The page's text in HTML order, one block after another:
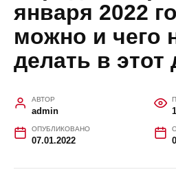
января 2022
можно и чего
делать в этот
АВТОР
admin
ОПУБЛИКОВАНО
07.01.2022